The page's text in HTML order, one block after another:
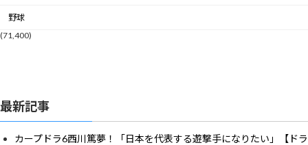
野球
(71,400)
最新記事
カープドラ6西川篤夢！「日本を代表する遊撃手になりたい」【ドラ